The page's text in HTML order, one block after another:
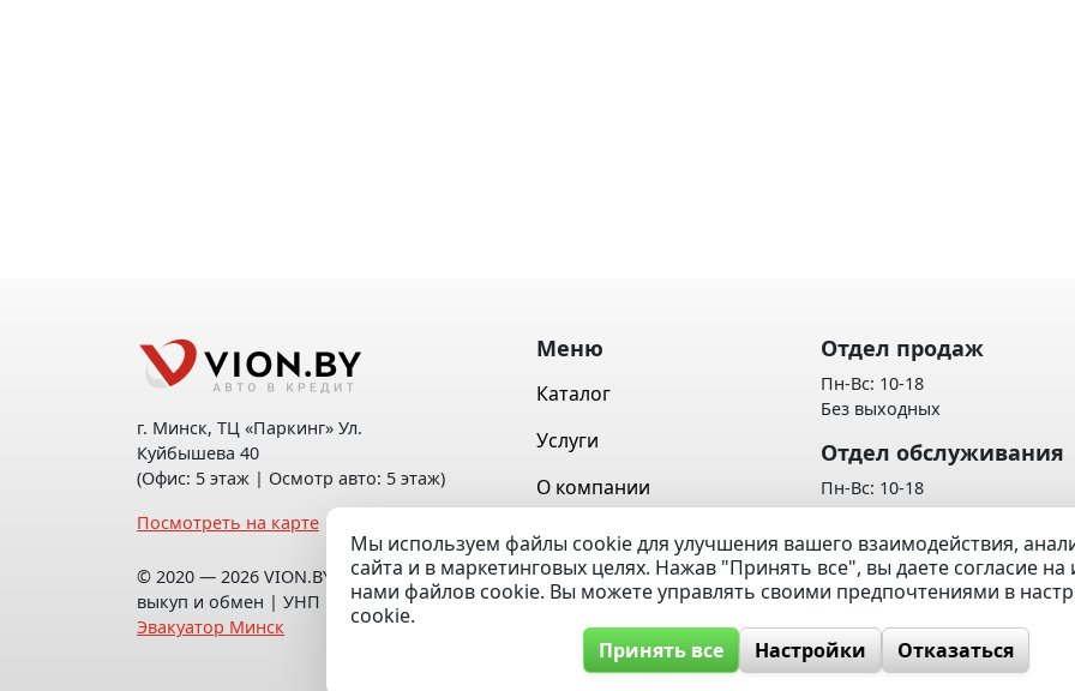
г. Минск, ТЦ «Паркинг» Ул.
Куйбышева 40
(Офис: 5 этаж | Осмотр авто: 5 этаж)
Посмотреть на карте
© 2020 — 2026 VION.BY — Продажа,
выкуп и обмен | УНП 192961100 |
Эвакуатор Минск
Меню
Каталог
Услуги
О компании
Контакты
Вопрос / Ответ
Отдел продаж
Пн-Вс: 10-18
Без выходных
Отдел обслуживания
Пн-Вс: 10-18
Без выходных
Политика обработки
данных
Мы используем файлы cookie для улучшения вашего взаимодействия,
сайта и в маркетинговых целях. Нажав "Принять все", вы даете согласие
нами файлов cookie. Вы можете управлять своими предпочтениями в
cookie.
Принять все
Настройки Отказаться